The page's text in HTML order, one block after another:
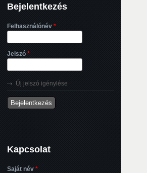
Bejelentkezés
Felhasználónév *
Jelszó *
Új jelszó igénylése
Kapcsolat
Saját név *